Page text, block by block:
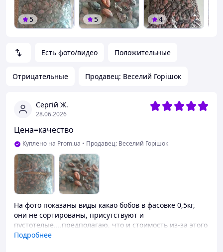
Есть фото/видео Положительные
Отрицательные Продавец: Веселий Горішок
Сергій Ж.
28.06.2026
Цена=качество
Куплено на Prom.ua • Продавец: Веселий Горішок
На фото показаны виды какао бобов в фасовке 0,5кг,
они не сортированы, присутствуют и
пустотелые....предполагаю, что и стоимость из-за этого
ниже... но в целом какао бобы вкусные и с них
Подробнее
5 5 4